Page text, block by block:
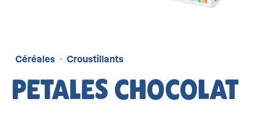
Céréales > Croustillants
PETALES CHOCOLAT